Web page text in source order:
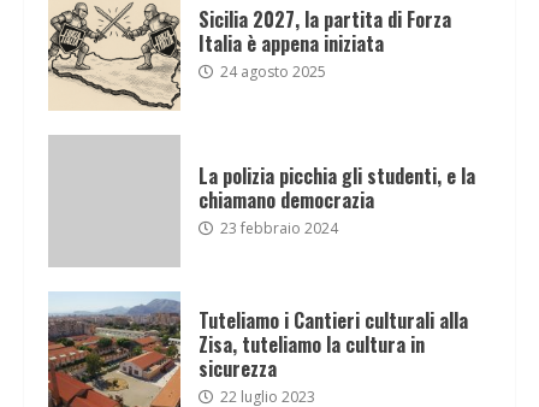
Sicilia 2027, la partita di Forza
Italia è appena iniziata
24 agosto 2025
La polizia picchia gli studenti, e la
chiamano democrazia
23 febbraio 2024
Tuteliamo i Cantieri culturali alla
Zisa, tuteliamo la cultura in
sicurezza
22 luglio 2023